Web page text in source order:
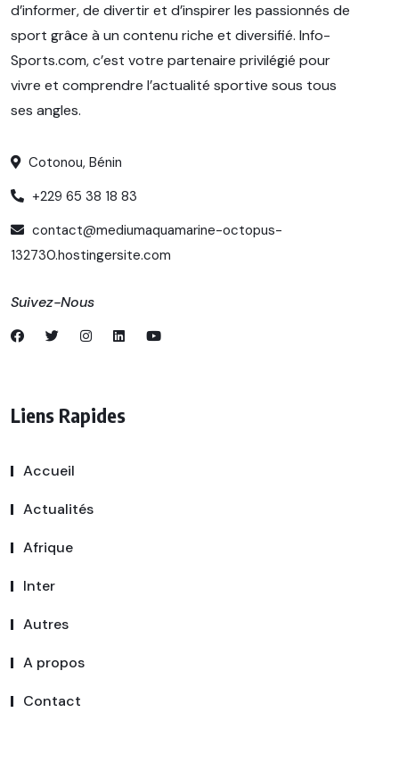
d’informer, de divertir et d’inspirer les passionnés de
sport grâce à un contenu riche et diversifié. Info-
Sports.com, c’est votre partenaire privilégié pour
vivre et comprendre l’actualité sportive sous tous
ses angles.
Cotonou, Bénin
+229 65 38 18 83
contact@mediumaquamarine-octopus-
132730.hostingersite.com
Suivez-Nous
Liens Rapides
Accueil
Actualités
Afrique
Inter
Autres
A propos
Contact